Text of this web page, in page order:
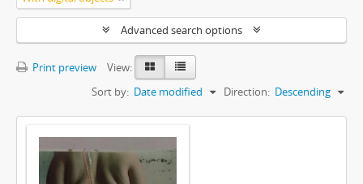
Advanced search options
Print preview
View:
Sort by: Date modified Direction: Descending